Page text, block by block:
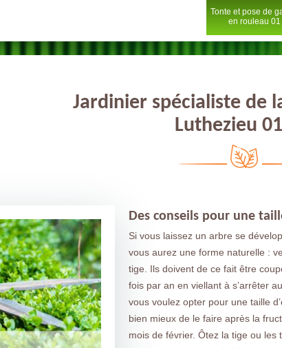
Tonte et pose de
en rouleau 01
Jardinier spécialiste de
Luthezieu
Des conseils pour une
Si vous laissez un arbre se
vous aurez une forme naturelle :
tige. Ils doivent de ce fait être
fois par an en viellant à s’arrêter
vous voulez opter pour une taille
bien mieux de le faire après la
mois de février. Ôtez la tige ou les